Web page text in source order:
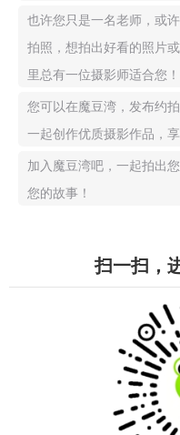
也许您只是一名老师，或
拍照，想拍出好看的照片
里总有一位摄影师适合您！
您可以在魔豆湾，发布约
一起创作优质摄影作品，
加入魔豆湾吧，一起拍出
您的故事！
扫一扫，